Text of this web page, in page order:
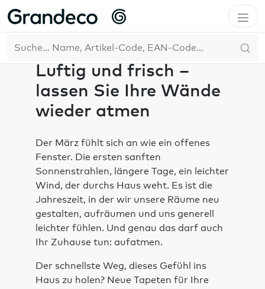
Home Inspiration
Inspirationsquellen
Luftig und frisch –
lassen Sie Ihre Wände
wieder atmen
Der März fühlt sich an wie ein offenes
Fenster. Die ersten sanften
Sonnenstrahlen, längere Tage, ein leichter
Wind, der durchs Haus weht. Es ist die
Jahreszeit, in der wir unsere Räume neu
gestalten, aufräumen und uns generell
leichter fühlen. Und genau das darf auch
Ihr Zuhause tun: aufatmen.
Der schnellste Weg, dieses Gefühl ins
Haus zu holen? Neue Tapeten für Ihre